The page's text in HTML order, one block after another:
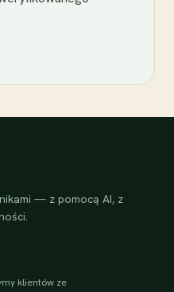
— z pomocą AI, z
klientów ze